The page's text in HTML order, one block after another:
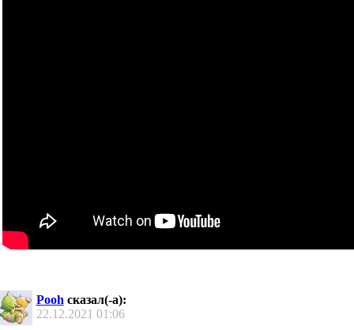
Pooh сказал(-а):
22.12.2021 01:06